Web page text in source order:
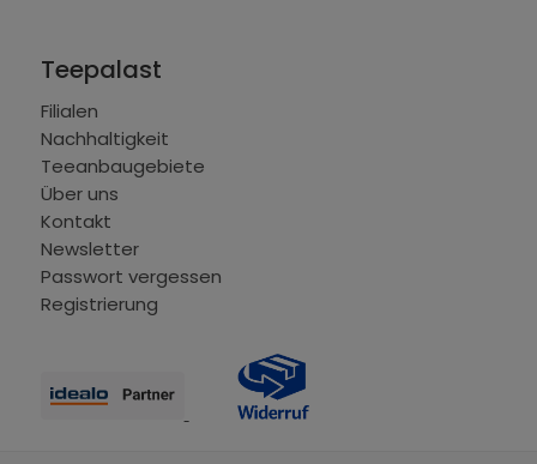
Teepalast
Filialen
Nachhaltigkeit
Teeanbaugebiete
Über uns
Kontakt
Newsletter
Passwort vergessen
Registrierung